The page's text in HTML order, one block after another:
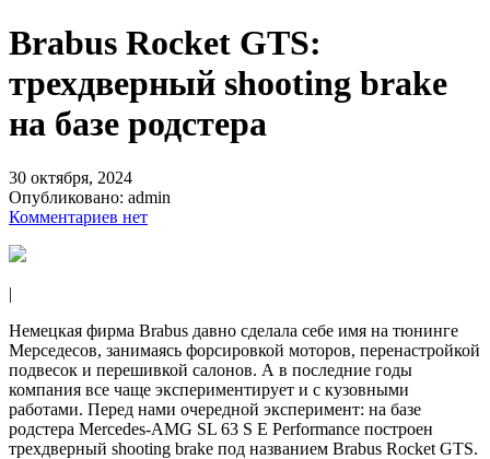
Brabus Rocket GTS:
трехдверный shooting brake
на базе родстера
30 октября, 2024
Опубликовано: admin
Комментариев нет
|
Немецкая фирма Brabus давно сделала себе имя на тюнинге
Мерседесов, занимаясь форсировкой моторов, перенастройкой
подвесок и перешивкой салонов. А в последние годы
компания все чаще экспериментирует и с кузовными
работами. Перед нами очередной эксперимент: на базе
родстера Mercedes-AMG SL 63 S E Performance построен
трехдверный shooting brake под названием Brabus Rocket GTS.